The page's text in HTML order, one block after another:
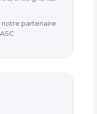
notre partenaire